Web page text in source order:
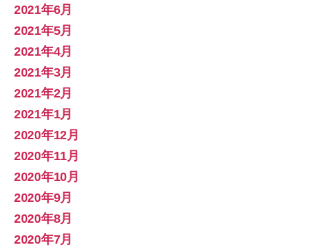
2021年6月
2021年5月
2021年4月
2021年3月
2021年2月
2021年1月
2020年12月
2020年11月
2020年10月
2020年9月
2020年8月
2020年7月